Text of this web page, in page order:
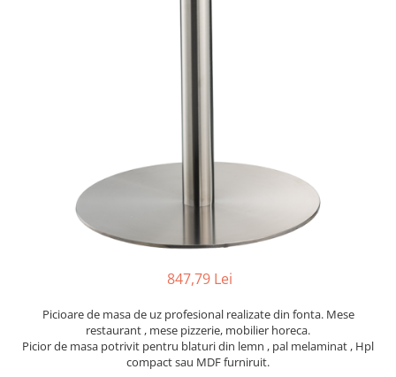
847,79 Lei
Picioare de masa de uz profesional realizate din fonta. Mese
restaurant , mese pizzerie, mobilier horeca.
Picior de masa potrivit pentru blaturi din lemn , pal melaminat , Hpl
compact sau MDF furniruit.